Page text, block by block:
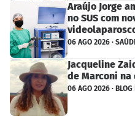
Araújo Jorge
no SUS com
06 AGO 2026 ·
Jacqueline
de Marconi
06 AGO 2026 · BLOG